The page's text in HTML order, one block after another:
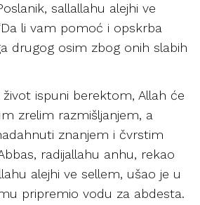
sallallahu alejhi ve
li vam pomoć i opskrba
drugog osim zbog onih slabih
život ispuni berektom, Allah će
zrelim razmišljanjem, a
znanjem i čvrstim
radijallahu anhu, rekao
alejhi ve sellem, ušao je u
pripremio vodu za abdesta.